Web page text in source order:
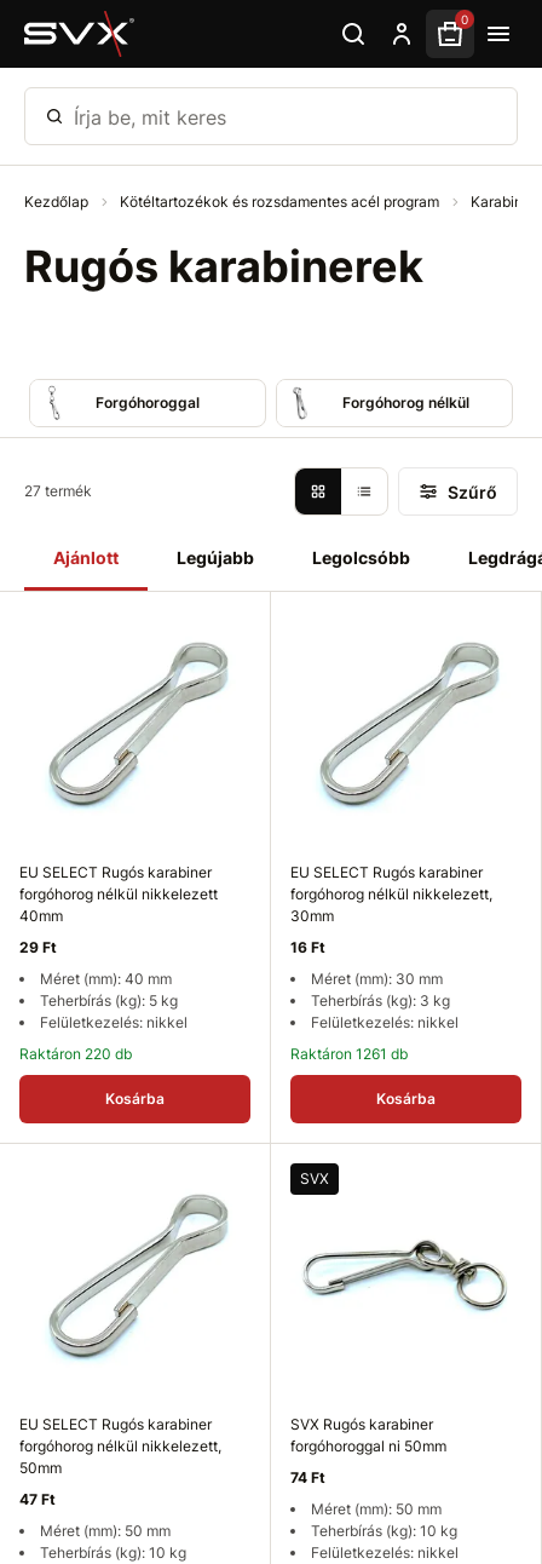
Ugrás az oldal fő részéhez 0
Írja be, mit keres
Kezdőlap Kötéltartozékok és rozsdamentes acél program
Rugós karabinerek
Forgóhoroggal Forgóhorog nélkül
Ajánlott Legújabb Legolcsóbb
27 termék Szűrő
EU SELECT Rugós karabiner
forgóhorog nélkül nikkelezett
40mm
29 Ft
Méret (mm): 40 mm
Teherbírás (kg): 5 kg
Felületkezelés: nikkel
Raktáron 220 db
Kosárba
EU SELECT Rugós karabiner
forgóhorog nélkül nikkelezett,
30mm
16 Ft
Méret (mm): 30 mm
Teherbírás (kg): 3 kg
Felületkezelés: nikkel
Raktáron 1261 db
Kosárba
EU SELECT Rugós karabiner
forgóhorog nélkül nikkelezett,
50mm
47 Ft
Méret (mm): 50 mm
Teherbírás (kg): 10 kg
SVX
SVX Rugós karabiner
forgóhoroggal ni 50mm
74 Ft
Méret (mm): 50 mm
Teherbírás (kg): 10 kg
Felületkezelés: nikkel